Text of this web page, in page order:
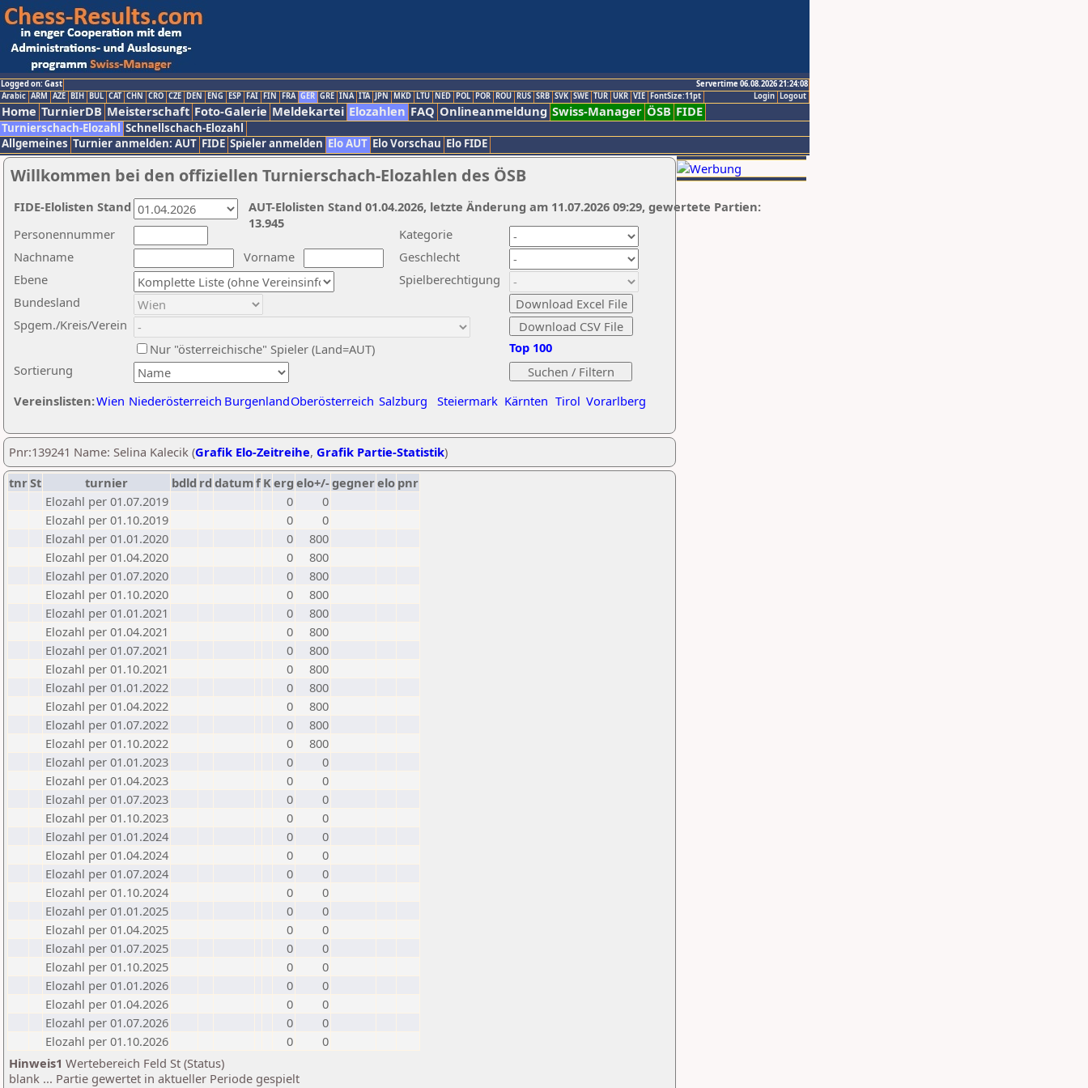
Logged on: Gast
Servertime 06.08.2026 21:24:08
Logout
Login
Arabic ARM AZE BIH BUL CAT CHN CRO CZE DEN ENG ESP FAI FIN FRA GER GRE INA ITA JPN MKD LTU NED POL POR ROU RUS SRB SVK SWE TUR UKR VIE FontSize:11pt
Home TurnierDB Meisterschaft Foto-Galerie Meldekartei Elozahlen FAQ Onlineanmeldung Swiss-Manager ÖSB FIDE
Turnierschach-Elozahl Schnellschach-Elozahl
Allgemeines Turnier anmelden: AUT FIDE Spieler anmelden Elo AUT Elo Vorschau Elo FIDE
Willkommen bei den offiziellen Turnierschach-Elozahlen des ÖSB
Nachname
Vorname
Ebene
Kategorie
Sortierung
Personennummer
Bundesland
Spgem./Kreis/Verein
Geschlecht
Nur "österreichische" Spieler (Land=AUT)
Spielberechtigung
Vereinslisten:Wien Niederösterreich BurgenlandOberösterreich Salzburg Steiermark Kärnten Tirol Vorarlberg
Top 100
AUT-Elolisten Stand 01.04.2026, letzte Änderung am 11.07.2026 09:29, gewertete Partien:
13.945
FIDE-Elolisten Stand
Pnr:139241 Name: Selina Kalecik (Grafik Elo-Zeitreihe, Grafik Partie-Statistik)
tnrSt turnier bdld rd datumf Kerg elo+/-gegnerelo pnr
Elozahl per 01.07.2019
0
0
Elozahl per 01.10.2019
0
0
Elozahl per 01.01.2020
0
800
Elozahl per 01.04.2020
0
800
Elozahl per 01.07.2020
0
800
Elozahl per 01.10.2020
0
800
Elozahl per 01.01.2021
0
800
Elozahl per 01.04.2021
0
800
Elozahl per 01.07.2021
0
800
Elozahl per 01.10.2021
0
800
Elozahl per 01.01.2022
0
800
Elozahl per 01.04.2022
0
800
Elozahl per 01.07.2022
0
800
Elozahl per 01.10.2022
0
800
Elozahl per 01.01.2023
0
0
Elozahl per 01.04.2023
0
0
Elozahl per 01.07.2023
0
0
Elozahl per 01.10.2023
0
0
Elozahl per 01.01.2024
0
0
Elozahl per 01.04.2024
0
0
Elozahl per 01.07.2024
0
0
Elozahl per 01.10.2024
0
0
Elozahl per 01.01.2025
0
0
Elozahl per 01.04.2025
0
0
Elozahl per 01.07.2025
0
0
Elozahl per 01.10.2025
0
0
Elozahl per 01.01.2026
0
0
Elozahl per 01.04.2026
0
0
Elozahl per 01.07.2026
0
0
Elozahl per 01.10.2026
0
0
Hinweis1 Wertebereich Feld St (Status)
blank ... Partie gewertet in aktueller Periode gespielt